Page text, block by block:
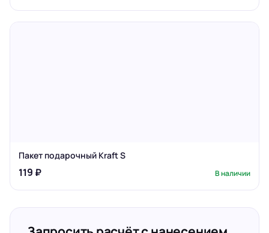
Пакет подарочный Kraft S
119 ₽ В наличии